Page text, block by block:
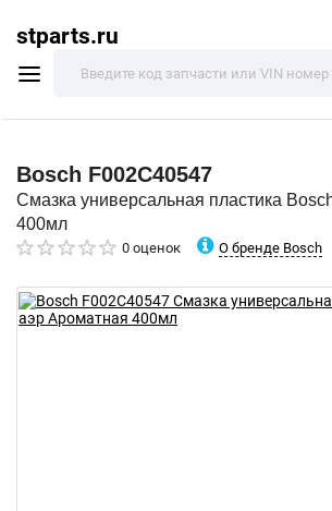
stparts.ru
Bosch F002C40547
Смазка универсальная пластика
400мл
0 оценок О бренде Bosch